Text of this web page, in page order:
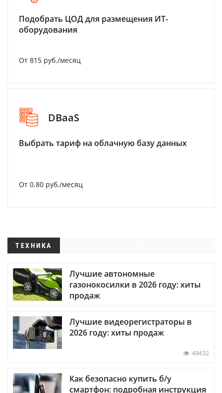
Подобрать ЦОД для размещения ИТ-
оборудования
От 815 руб./месяц
DBaaS
Выбрать тариф на облачную базу данных
От 0.80 руб./месяц
ТЕХНИКА
Лучшие автономные
газонокосилки в 2026 году: хиты
продаж
Лучшие видеорегистраторы в
2026 году: хиты продаж
49432
Как безопасно купить б/у
смартфон: подробная инструкция